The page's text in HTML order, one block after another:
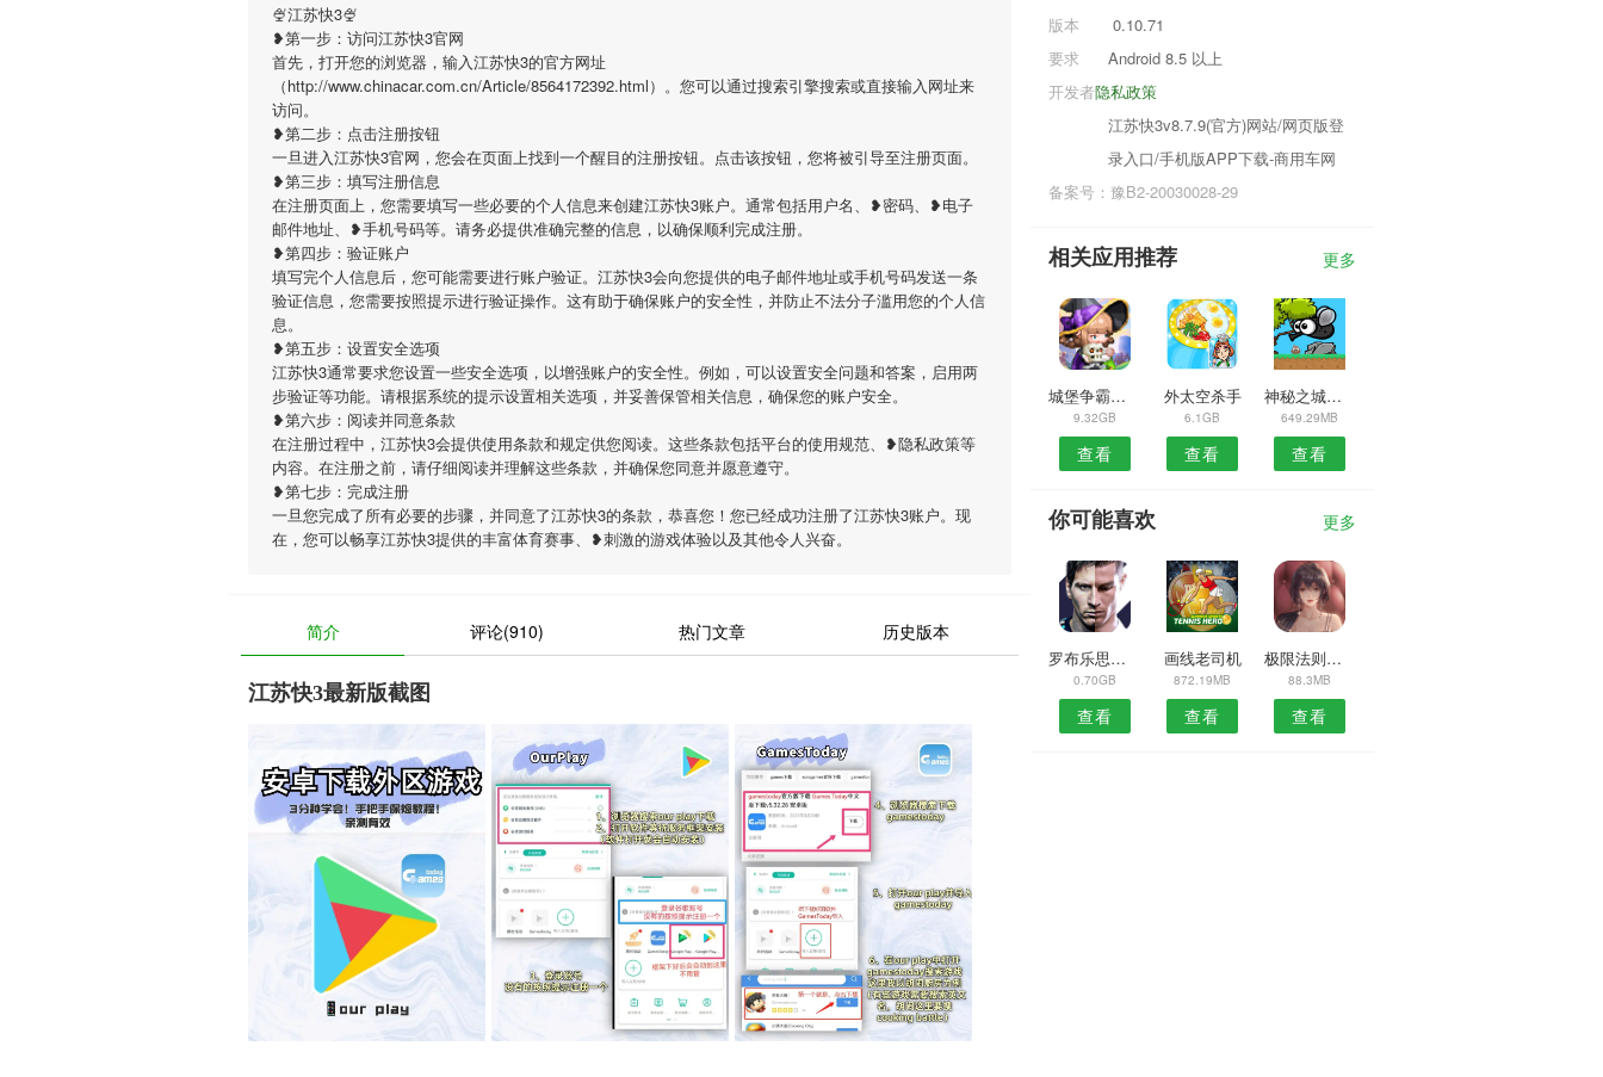
🍨江苏快3🍨
❥第一步：访问江苏快3官网
首先，打开您的浏览器，输入江苏快3的官方网址
（http://www.chinacar.com.cn/Article/8564172392.html）。您可以通过搜索引擎搜索或直接输入网址来
访问。
❥第二步：点击注册按钮
一旦进入江苏快3官网，您会在页面上找到一个醒目的注册按钮。点击该按钮，您将被引导至注册页面。
❥第三步：填写注册信息
在注册页面上，您需要填写一些必要的个人信息来创建江苏快3账户。通常包括用户名、❥密码、❥电子
邮件地址、❥手机号码等。请务必提供准确完整的信息，以确保顺利完成注册。
❥第四步：验证账户
填写完个人信息后，您可能需要进行账户验证。江苏快3会向您提供的电子邮件地址或手机号码发送一条
验证信息，您需要按照提示进行验证操作。这有助于确保账户的安全性，并防止不法分子滥用您的个人信
息。
❥第五步：设置安全选项
江苏快3通常要求您设置一些安全选项，以增强账户的安全性。例如，可以设置安全问题和答案，启用两
步验证等功能。请根据系统的提示设置相关选项，并妥善保管相关信息，确保您的账户安全。
❥第六步：阅读并同意条款
在注册过程中，江苏快3会提供使用条款和规定供您阅读。这些条款包括平台的使用规范、❥隐私政策等
内容。在注册之前，请仔细阅读并理解这些条款，并确保您同意并愿意遵守。
❥第七步：完成注册
一旦您完成了所有必要的步骤，并同意了江苏快3的条款，恭喜您！您已经成功注册了江苏快3账户。现
在，您可以畅享江苏快3提供的丰富体育赛事、❥刺激的游戏体验以及其他令人兴奋。
简介 评论(910) 热门文章 历史版本
江苏快3最新版截图
版本
0.10.71
要求
Android 8.5 以上
隐私政策
开发者
江苏快3v8.7.9(官方)网站/网页版登
录入口/手机版APP下载-商用车网
备案号：豫B2-20030028-29
相关应用推荐 更多
城堡争霸免费版
9.32GB
查看
外太空杀手
6.1GB
查看
神秘之城暗影迷踪
649.29MB
查看
你可能喜欢 更多
罗布乐思腾讯版
0.70GB
查看
画线老司机
872.19MB
查看
极限法则机械觉醒
88.3MB
查看